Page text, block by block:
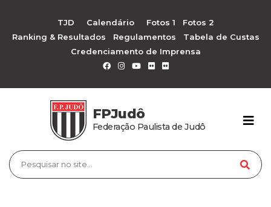
TJD Calendário Fotos 1
Fotos 2
Ranking & Resultados
Regulamentos
Tabela de Custas
Credenciamento de Imprensa
FPJudô
Federação Paulista de Judô